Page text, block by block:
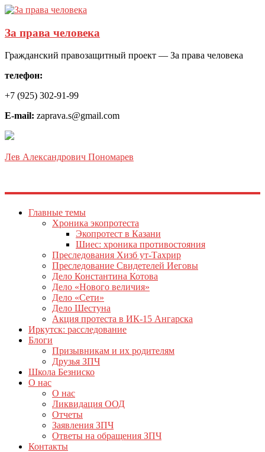
За права человека
Гражданский правозащитный проект — За права человека
телефон:
+7 (925) 302-91-99
E-mail: zaprava.s@gmail.com
Лев Александрович Пономарев
Главные темы
Хроника экопротеста
Экопротест в Казани
Шиес: хроника противостояния
Преследования Хизб ут-Тахрир
Преследование Свидетелей Иеговы
Дело Константина Котова
Дело «Нового величия»
Дело «Сети»
Дело Шестуна
Акция протеста в ИК-15 Ангарска
Иркутск: расследование
Блоги
Призывникам и их родителям
Друзья ЗПЧ
Школа Безниско
О нас
О нас
Ликвидация ООД
Отчеты
Заявления ЗПЧ
Ответы на обращения ЗПЧ
Контакты